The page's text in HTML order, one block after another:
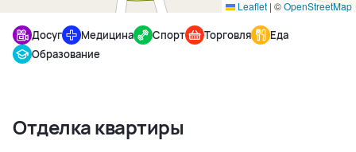
Leaflet | ©OpenStreetMap
Досуг Медицина Спорт Торговля
Еда
Образование
Отделка квартиры